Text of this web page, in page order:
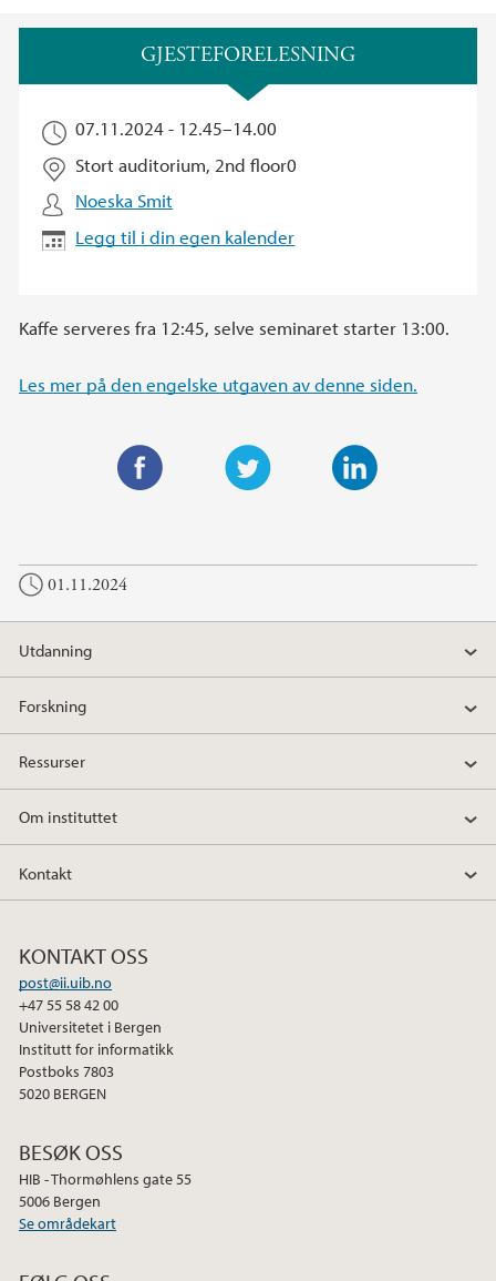
HovedinnholdGJESTEFORELESNING
07.11.2024 - 12.45–14.00
Stort auditorium, 2nd floor0
Noeska Smit
Legg til i din egen kalender
Kaffe serveres fra 12:45, selve seminaret starter 13:00.
Les mer på den engelske utgaven av denne siden.
i
t
r
n
e
I
c
e
b
o
01.11.2024
Utdanning
Forskning
Ressurser
Om instituttet
Kontakt
KONTAKT OSS
post@ii.uib.no
+47 55 58 42 00
Universitetet i Bergen
Institutt for informatikk
Postboks 7803
5020 BERGEN
BESØK OSS
HIB - Thormøhlens gate 55
5006 Bergen
Se områdekart